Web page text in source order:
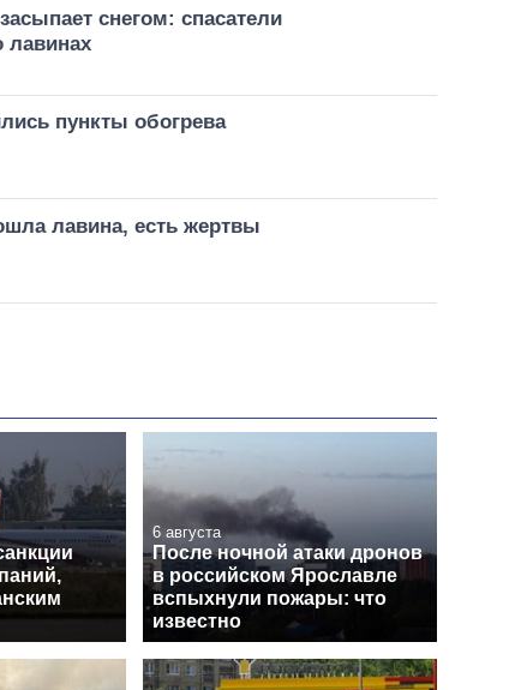
снегом: спасатели
лавинах
пункты обогрева
лавина, есть жертвы
6 августа
После ночной атаки дронов
в российском Ярославле
вспыхнули пожары: что
известно